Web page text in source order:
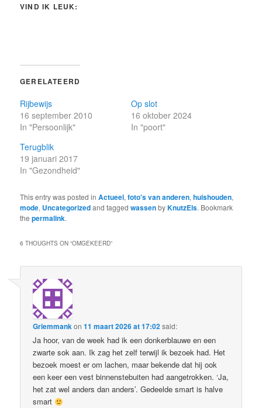
VIND IK LEUK:
GERELATEERD
Rijbewijs
16 september 2010
In "Persoonlijk"
Op slot
16 oktober 2024
In "poort"
Terugblik
19 januari 2017
In "Gezondheid"
This entry was posted inActueel,foto's van anderen,huishouden,
mode, Uncategorizedand taggedwassenbyKnutzEls. Bookmark
thepermalink.
6 THOUGHTS ON “OMGEKEERD”
Griemmankon11 maart 2026 at 17:02said:
Ja hoor, van de week had ik een donkerblauwe en een
zwarte sok aan. Ik zag het zelf terwijl ik bezoek had. Het
bezoek moest er om lachen, maar bekende dat hij ook
een keer een vest binnenstebuiten had aangetrokken. ‘Ja,
het zat wel anders dan anders’. Gedeelde smart is halve
smart